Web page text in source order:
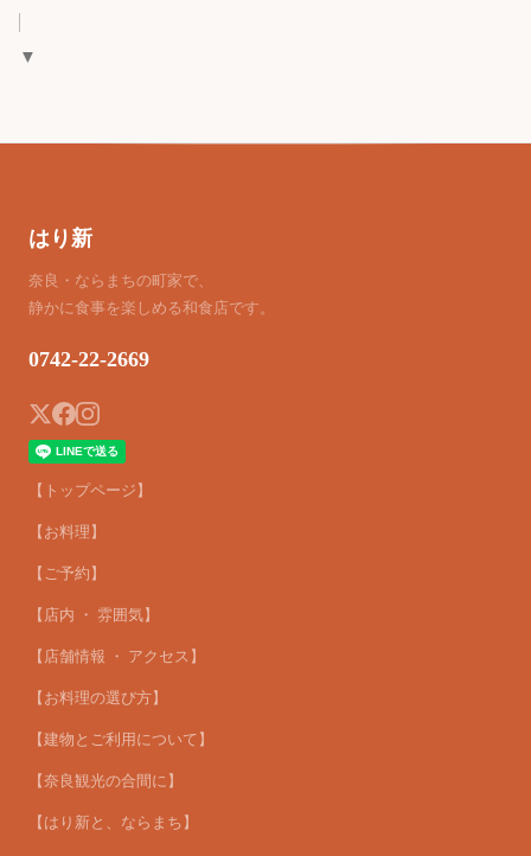
▼
はり新
奈良・ならまちの町家で、
静かに食事を楽しめる和食店です。
0742-22-2669
【トップページ】
【お料理】
【ご予約】
【店内 ・ 雰囲気】
【店舗情報 ・ アクセス】
【お料理の選び方】
【建物とご利用について】
【奈良観光の合間に】
【はり新と、ならまち】